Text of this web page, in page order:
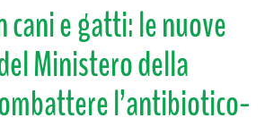
e gatti: le nuove
Ministero della
l’antibiotico-